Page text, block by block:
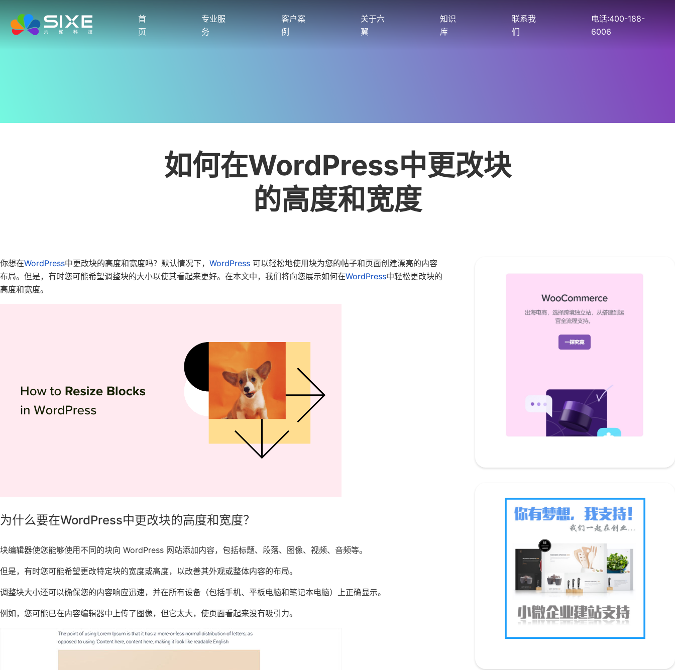
首
页
专业服
务
客户案
例
关于六
翼
知识
库
联系我
们
电话:400-188-
6006
如何在WordPress中更改块
的高度和宽度
你想在WordPress中更改块的高度和宽度吗？默认情况下， WordPress 可以轻松地使用块为您的帖子和页面创建漂亮的内容
布局。但是，有时您可能希望调整块的大小以使其看起来更好。在本文中，我们将向您展示如何在WordPress中轻松更改块的
高度和宽度。
为什么要在WordPress中更改块的高度和宽度？
块编辑器使您能够使用不同的块向 WordPress 网站添加内容，包括标题、段落、图像、视频、音频等。
但是，有时您可能希望更改特定块的宽度或高度，以改善其外观或整体内容的布局。
调整块大小还可以确保您的内容响应迅速，并在所有设备（包括手机、平板电脑和笔记本电脑）上正确显示。
例如，您可能已在内容编辑器中上传了图像，但它太大，使页面看起来没有吸引力。